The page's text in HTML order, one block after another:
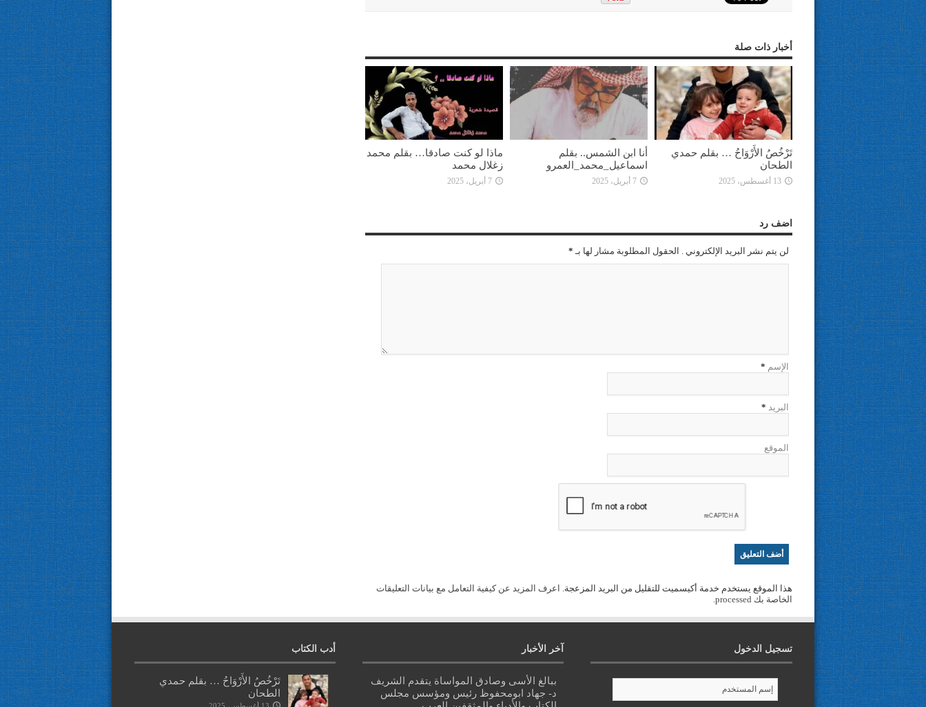
أخبار ذات صلة
تَرْخُصُ الأَرْوَاحُ … بقلم حمدي
الطحان
13 أغسطس، 2025
أنا ابن الشمس.. بقلم
اسماعيل_محمد_العمرو
7 أبريل، 2025
ماذا لو كنت صادقا… بقلم محمد
زغلال محمد
7 أبريل، 2025
اضف رد
لن يتم نشر البريد الإلكتروني . الحقول المطلوبة مشار لها بـ *
الإسم *
البريد *
الموقع
هذا الموقع يستخدم خدمة أكيسميت للتقليل من البريد المزعجة. اعرف المزيد عن كيفية التعامل مع بيانات التعليقات
الخاصة بك processed
.
تسجيل الدخول آخر الأخبار
ببالغ الأسى وصادق المواساة يتقدم الشريف
د- جهاد ابومحفوظ رئيس ومؤسس مجلس
أدب الكتاب
تَرْخُصُ الأَرْوَاحُ … بقلم حمدي
الطحان